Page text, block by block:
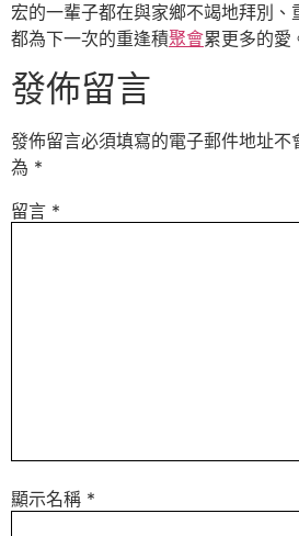
宏的一輩子都在與家鄉不竭地拜別、
都為下一次的重逢積聚會累更多的愛
發佈留言
發佈留言必須填寫的電子郵件地址不
為 *
留言 *
顯示名稱 *